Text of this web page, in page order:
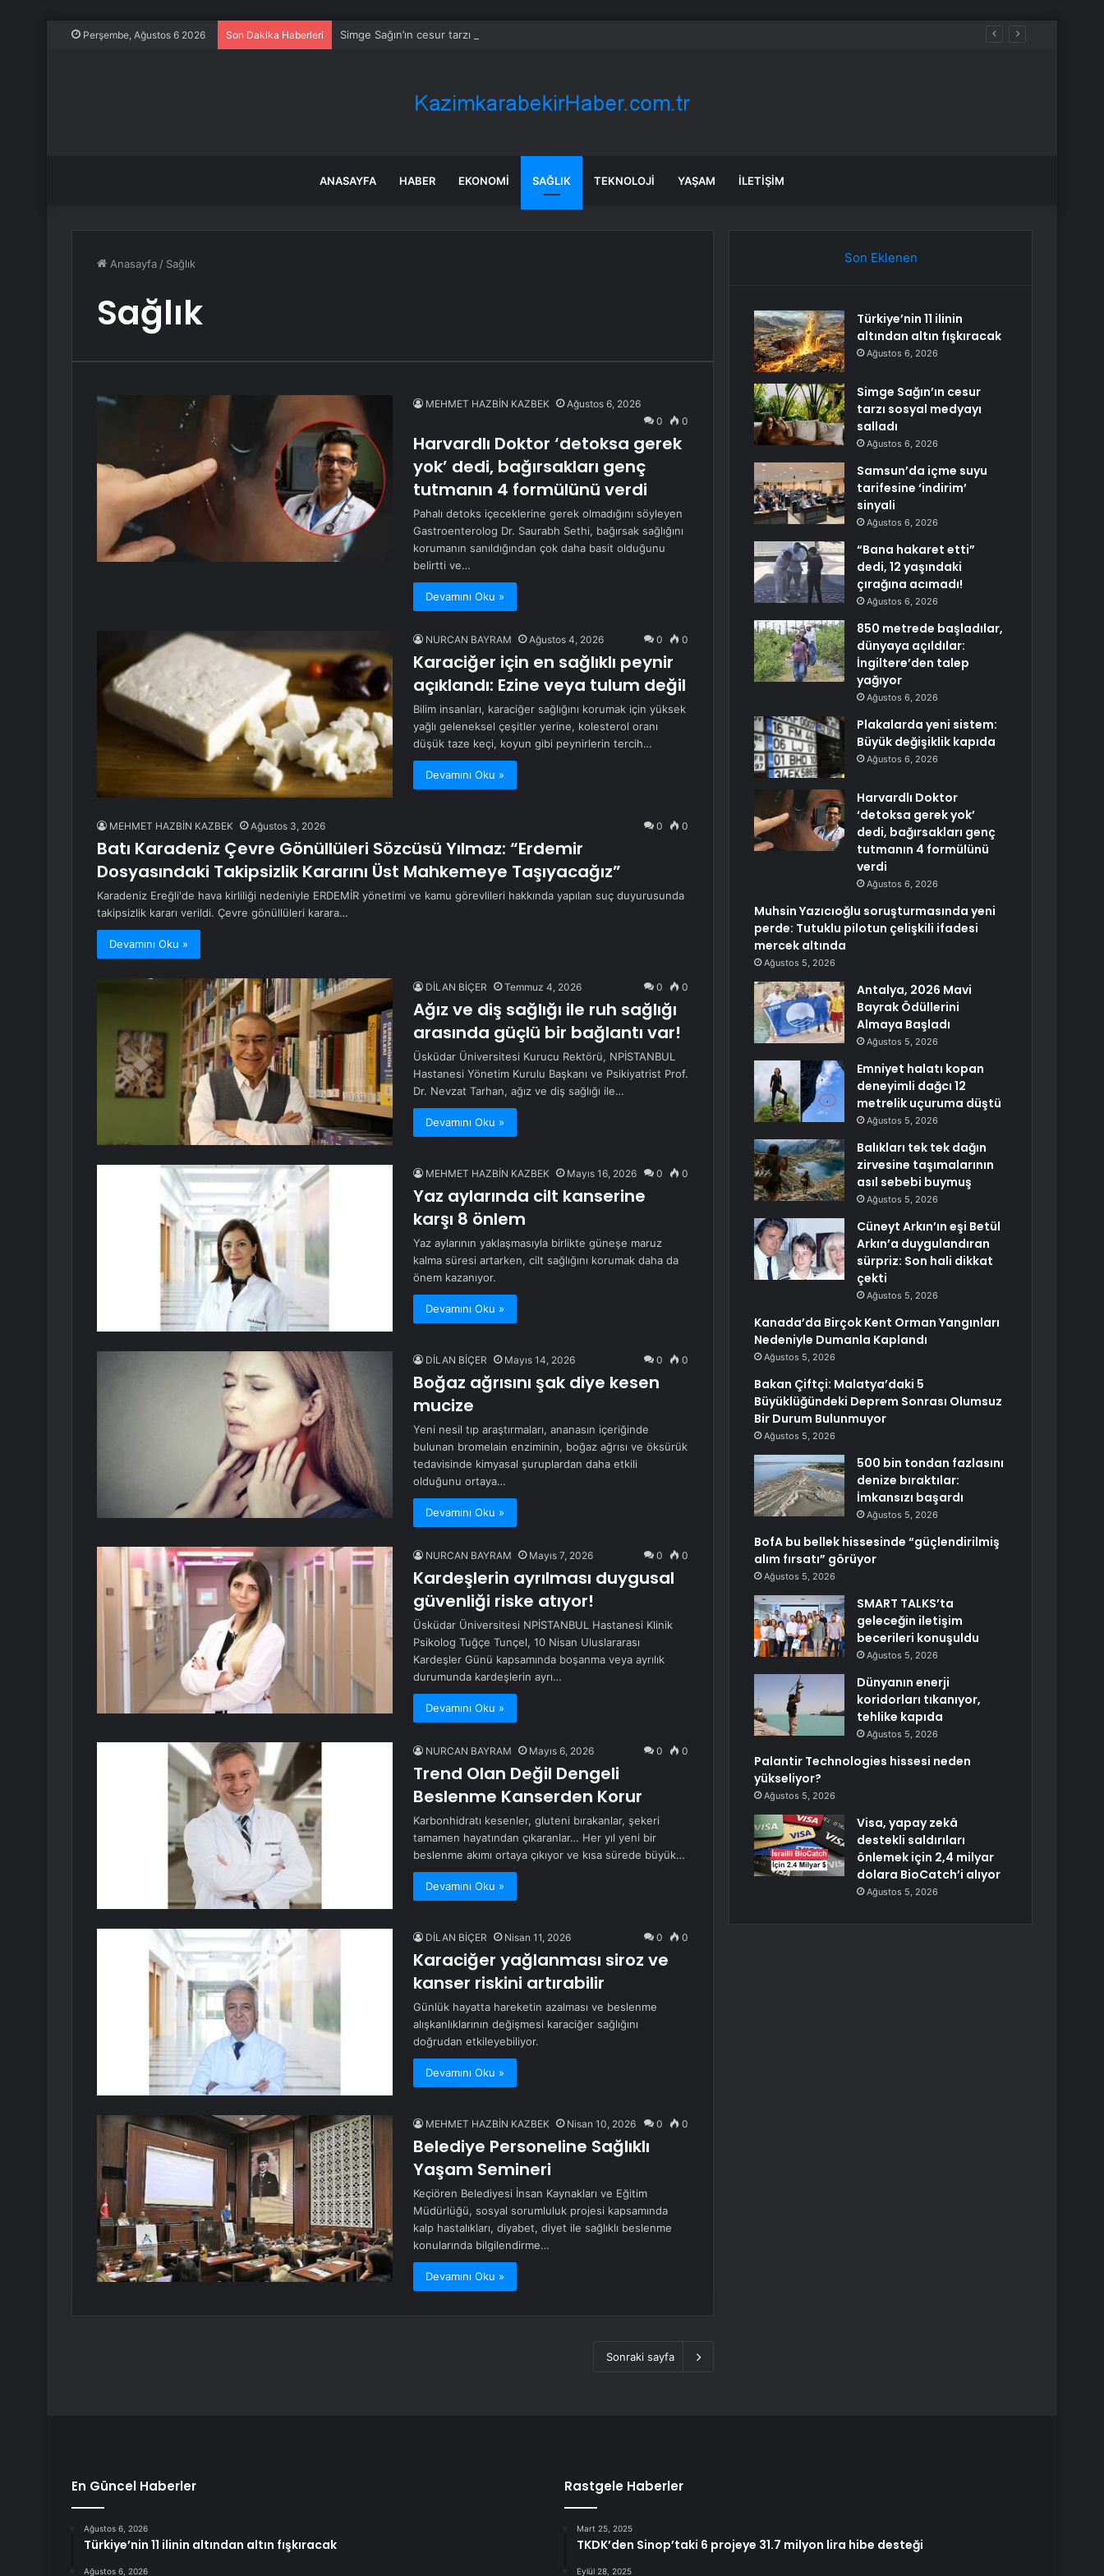
Perşembe, Ağustos 6 2026 Son Dakika Haberleri Simge Sağın’ın cesur tarzı sosyal medyayı salladı
ANASAYFA HABER EKONOMI SAĞLIK TEKNOLOJI YAŞAM İLETIŞIM
Anasayfa / Sağlık
Sağlık
MEHMET HAZBİN KAZBEK
Ağustos 6, 2026
0
0
Harvardlı Doktor ‘detoksa gerek
yok’ dedi, bağırsakları genç
tutmanın 4 formülünü verdi
Pahalı detoks içeceklerine gerek olmadığını söyleyen
Gastroenterolog Dr. Saurabh Sethi, bağırsak sağlığını
korumanın sanıldığından çok daha basit olduğunu
belirtti ve…
Devamını Oku »
NURCAN BAYRAM Ağustos 4, 2026 0 0
Karaciğer için en sağlıklı peynir
açıklandı: Ezine veya tulum değil
Bilim insanları, karaciğer sağlığını korumak için yüksek
yağlı geleneksel çeşitler yerine, kolesterol oranı
düşük taze keçi, koyun gibi peynirlerin tercih…
Devamını Oku »
MEHMET HAZBİN KAZBEK Ağustos 3, 2026 0 0
Batı Karadeniz Çevre Gönüllüleri Sözcüsü Yılmaz: “Erdemir
Dosyasındaki Takipsizlik Kararını Üst Mahkemeye Taşıyacağız”
Karadeniz Ereğli'de hava kirliliği nedeniyle ERDEMİR yönetimi ve kamu görevlileri hakkında yapılan suç duyurusunda
takipsizlik kararı verildi. Çevre gönüllüleri karara…
Devamını Oku »
DİLAN BİÇER Temmuz 4, 2026 0 0
Ağız ve diş sağlığı ile ruh sağlığı
arasında güçlü bir bağlantı var!
Üsküdar Üniversitesi Kurucu Rektörü, NPİSTANBUL
Hastanesi Yönetim Kurulu Başkanı ve Psikiyatrist Prof.
Dr. Nevzat Tarhan, ağız ve diş sağlığı ile…
Devamını Oku »
MEHMET HAZBİN KAZBEK Mayıs 16, 2026 0 0
Yaz aylarında cilt kanserine
karşı 8 önlem
Yaz aylarının yaklaşmasıyla birlikte güneşe maruz
kalma süresi artarken, cilt sağlığını korumak daha da
önem kazanıyor.
Devamını Oku »
DİLAN BİÇER Mayıs 14, 2026 0 0
Boğaz ağrısını şak diye kesen
mucize
Yeni nesil tıp araştırmaları, ananasın içeriğinde
bulunan bromelain enziminin, boğaz ağrısı ve öksürük
tedavisinde kimyasal şuruplardan daha etkili
olduğunu ortaya…
Devamını Oku »
NURCAN BAYRAM Mayıs 7, 2026 0 0
Kardeşlerin ayrılması duygusal
güvenliği riske atıyor!
Üsküdar Üniversitesi NPİSTANBUL Hastanesi Klinik
Psikolog Tuğçe Tunçel, 10 Nisan Uluslararası
Kardeşler Günü kapsamında boşanma veya ayrılık
durumunda kardeşlerin ayrı…
Devamını Oku »
NURCAN BAYRAM Mayıs 6, 2026 0 0
Trend Olan Değil Dengeli
Beslenme Kanserden Korur
Karbonhidratı kesenler, gluteni bırakanlar, şekeri
tamamen hayatından çıkaranlar… Her yıl yeni bir
beslenme akımı ortaya çıkıyor ve kısa sürede büyük…
Devamını Oku »
DİLAN BİÇER Nisan 11, 2026 0 0
Karaciğer yağlanması siroz ve
kanser riskini artırabilir
Günlük hayatta hareketin azalması ve beslenme
alışkanlıklarının değişmesi karaciğer sağlığını
doğrudan etkileyebiliyor.
Devamını Oku »
MEHMET HAZBİN KAZBEK Nisan 10, 2026 0 0
Belediye Personeline Sağlıklı
Yaşam Semineri
Keçiören Belediyesi İnsan Kaynakları ve Eğitim
Müdürlüğü, sosyal sorumluluk projesi kapsamında
kalp hastalıkları, diyabet, diyet ile sağlıklı beslenme
konularında bilgilendirme…
Devamını Oku »
Sonraki sayfa
Son Eklenen
Türkiye’nin 11 ilinin
altından altın fışkıracak
Ağustos 6, 2026
Simge Sağın’ın cesur
tarzı sosyal medyayı
salladı
Ağustos 6, 2026
Samsun’da içme suyu
tarifesine ‘indirim’
sinyali
Ağustos 6, 2026
“Bana hakaret etti”
dedi, 12 yaşındaki
çırağına acımadı!
Ağustos 6, 2026
850 metrede başladılar,
dünyaya açıldılar:
İngiltere’den talep
yağıyor
Ağustos 6, 2026
Plakalarda yeni sistem:
Büyük değişiklik kapıda
Ağustos 6, 2026
Harvardlı Doktor
‘detoksa gerek yok’
dedi, bağırsakları genç
tutmanın 4 formülünü
verdi
Ağustos 6, 2026
Muhsin Yazıcıoğlu soruşturmasında yeni
perde: Tutuklu pilotun çelişkili ifadesi
mercek altında
Ağustos 5, 2026
Antalya, 2026 Mavi
Bayrak Ödüllerini
Almaya Başladı
Ağustos 5, 2026
Emniyet halatı kopan
deneyimli dağcı 12
metrelik uçuruma düştü
Ağustos 5, 2026
Balıkları tek tek dağın
zirvesine taşımalarının
asıl sebebi buymuş
Ağustos 5, 2026
Cüneyt Arkın’ın eşi Betül
Arkın’a duygulandıran
sürpriz: Son hali dikkat
çekti
Ağustos 5, 2026
Kanada’da Birçok Kent Orman Yangınları
Nedeniyle Dumanla Kaplandı
Ağustos 5, 2026
Bakan Çiftçi: Malatya’daki 5
Büyüklüğündeki Deprem Sonrası Olumsuz
Bir Durum Bulunmuyor
Ağustos 5, 2026
500 bin tondan fazlasını
denize bıraktılar:
İmkansızı başardı
Ağustos 5, 2026
BofA bu bellek hissesinde “güçlendirilmiş
alım fırsatı” görüyor
Ağustos 5, 2026
SMART TALKS’ta
geleceğin iletişim
becerileri konuşuldu
Ağustos 5, 2026
Dünyanın enerji
koridorları tıkanıyor,
tehlike kapıda
Ağustos 5, 2026
Palantir Technologies hissesi neden
yükseliyor?
Ağustos 5, 2026
Visa, yapay zekâ
destekli saldırıları
önlemek için 2,4 milyar
dolara BioCatch’i alıyor
Ağustos 5, 2026
En Güncel Haberler
Ağustos 6, 2026
Türkiye’nin 11 ilinin altından altın fışkıracak
Ağustos 6, 2026
Rastgele Haberler
Mart 25, 2025
TKDK’den Sinop’taki 6 projeye 31.7 milyon lira hibe desteği
Eylül 28, 2025